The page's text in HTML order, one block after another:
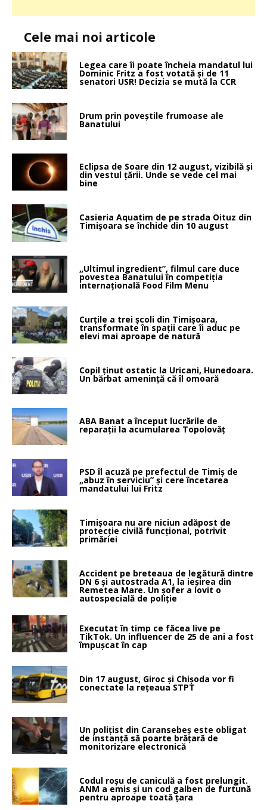
Cele mai noi articole
Legea care îi poate încheia mandatul lui
Dominic Fritz a fost votată și de 11
senatori USR! Decizia se mută la CCR
Drum prin poveştile frumoase ale
Banatului
Eclipsa de Soare din 12 august, vizibilă și
din vestul țării. Unde se vede cel mai
bine
Casieria Aquatim de pe strada Oituz din
Timișoara se închide din 10 august
„Ultimul ingredient”, filmul care duce
povestea Banatului în competiția
internațională Food Film Menu
Curțile a trei școli din Timișoara,
transformate în spații care îi aduc pe
elevi mai aproape de natură
Copil ținut ostatic la Uricani, Hunedoara.
Un bărbat amenință că îl omoară
ABA Banat a început lucrările de
reparații la acumularea Topolovăț
PSD îl acuză pe prefectul de Timiș de
„abuz în serviciu” și cere încetarea
mandatului lui Fritz
Timișoara nu are niciun adăpost de
protecție civilă funcțional, potrivit
primăriei
Accident pe breteaua de legătură dintre
DN 6 și autostrada A1, la ieșirea din
Remetea Mare. Un șofer a lovit o
autospecială de poliție
Executat în timp ce făcea live pe
TikTok. Un influencer de 25 de ani a fost
împușcat în cap
Din 17 august, Giroc și Chișoda vor fi
conectate la rețeaua STPT
Un polițist din Caransebeș este obligat
de instanță să poarte brățară de
monitorizare electronică
Codul roșu de caniculă a fost prelungit.
ANM a emis și un cod galben de furtună
pentru aproape toată țara